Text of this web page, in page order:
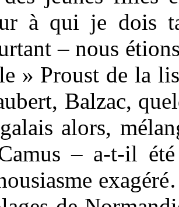
à qui je dois
– nous
» Proust de la
Balzac,
alors,
– a-t-il